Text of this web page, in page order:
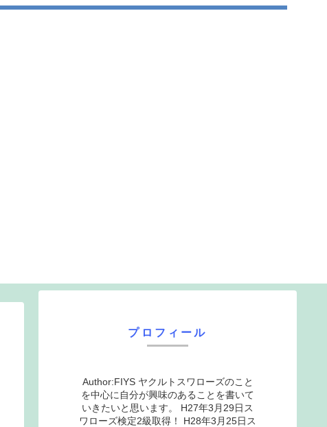
プロフィール
Author:FIYS ヤクルトスワローズのこと
を中心に自分が興味のあることを書いて
いきたいと思います。 H27年3月29日ス
ワローズ検定2級取得！ H28年3月25日ス